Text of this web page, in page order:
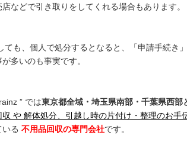
店などで引き取りをしてくれる場合もあります。
ても、個人で処分するとなると、「申請手続き
多いのも事実です。
” では東京都全域・埼玉県南部・千葉県西部
や 解体処分、引越し時の片付け・整理のお手
る 不用品回収の専門会社です。